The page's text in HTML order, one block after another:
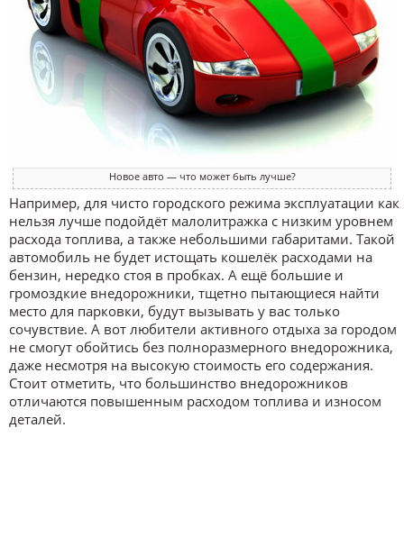
Новое авто — что может быть лучше?
Например, для чисто городского режима эксплуатации как
нельзя лучше подойдёт малолитражка с низким уровнем
расхода топлива, а также небольшими габаритами. Такой
автомобиль не будет истощать кошелёк расходами на
бензин, нередко стоя в пробках. А ещё большие и
громоздкие внедорожники, тщетно пытающиеся найти
место для парковки, будут вызывать у вас только
сочувствие. А вот любители активного отдыха за городом
не смогут обойтись без полноразмерного внедорожника,
даже несмотря на высокую стоимость его содержания.
Стоит отметить, что большинство внедорожников
отличаются повышенным расходом топлива и износом
деталей.